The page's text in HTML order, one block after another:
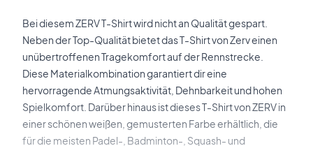
Bei diesem ZERV T-Shirt wird nicht an Qualität gespart.
Neben der Top-Qualität bietet das T-Shirt von Zerv einen
unübertroffenen Tragekomfort auf der Rennstrecke.
Diese Materialkombination garantiert dir eine
hervorragende Atmungsaktivität, Dehnbarkeit und hohen
Spielkomfort. Darüber hinaus ist dieses T-Shirt von ZERV in
einer schönen weißen, gemusterten Farbe erhältlich, die
für die meisten Padel-, Badminton-, Squash- und